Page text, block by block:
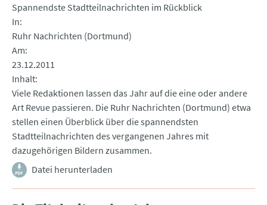
Spannendste Stadtteilnachrichten im Rückblick
In
Ruhr Nachrichten (Dortmund)
Am
23.12.2011
Inhalt
Viele Redaktionen lassen das Jahr auf die eine oder andere
Art Revue passieren. Die Ruhr Nachrichten (Dortmund) etwa
stellen einen Überblick über die spannendsten
Stadtteilnachrichten des vergangenen Jahres mit
dazugehörigen Bildern zusammen.
Datei herunterladen